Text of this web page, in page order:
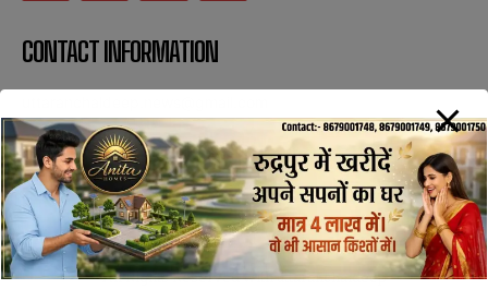
CONTACT INFORMATION
SUBSCRIBE NOW
All Rights Reserved with uttaranchaldeep